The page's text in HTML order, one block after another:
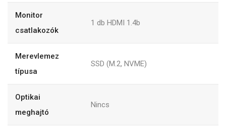
Monitor
csatlakozók
1 db HDMI 1.4b
Merevlemez
típusa
SSD (M.2, NVME)
Optikai
meghajtó
Nincs